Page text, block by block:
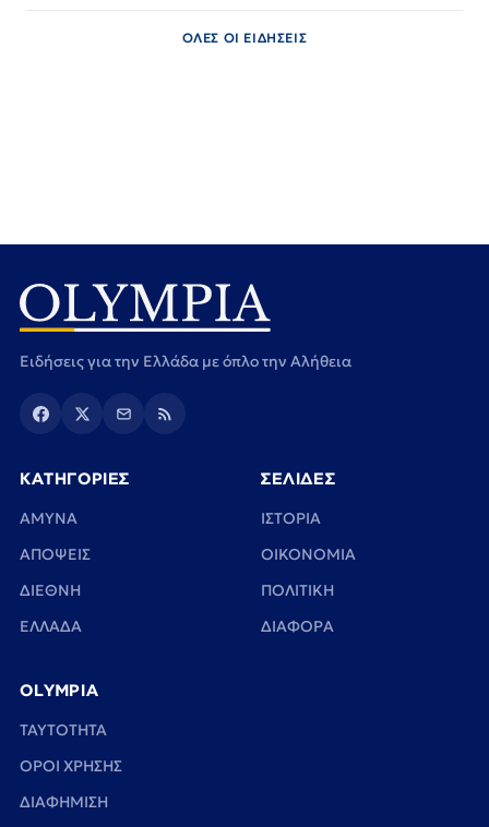
ΟΛΕΣ ΟΙ ΕΙΔΗΣΕΙΣ
Ειδήσεις για την Ελλάδα με όπλο την Αλήθεια
ΚΑΤΗΓΟΡΙΕΣ
ΑΜΥΝΑ
ΑΠΟΨΕΙΣ
ΔΙΕΘΝΗ
ΕΛΛΑΔΑ
ΣΕΛΙΔΕΣ
ΙΣΤΟΡΙΑ
ΟΙΚΟΝΟΜΙΑ
ΠΟΛΙΤΙΚΗ
ΔΙΑΦΟΡΑ
OLYMPIA
TAYTOTHTA
ΟΡΟΙ ΧΡΗΣΗΣ
ΔΙΑΦΗΜΙΣΗ